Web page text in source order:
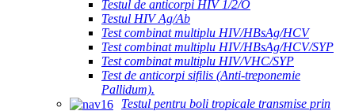
Testul de anticorpi HIV 1/2/O
Testul HIV Ag/Ab
Test combinat multiplu HIV/HBsAg/HCV
Test combinat multiplu HIV/HBsAg/HCV/SYP
Test combinat multiplu HIV/VHC/SYP
Test de anticorpi sifilis (Anti-treponemie
Pallidum).
Testul pentru boli tropicale transmise prin